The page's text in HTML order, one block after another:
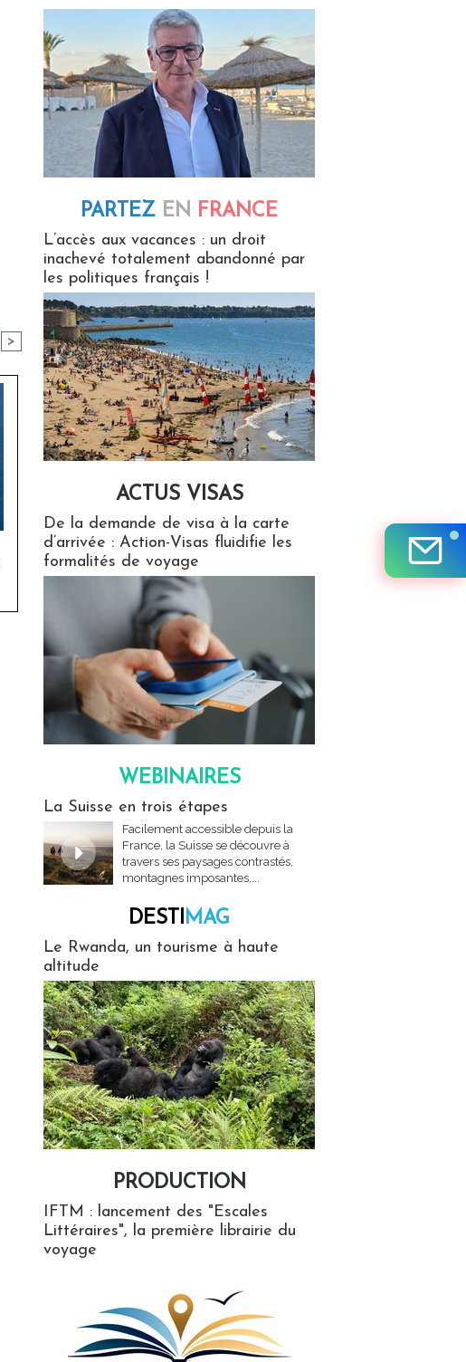
>
PARTEZ EN FRANCE
L’accès aux vacances : un droit
inachevé totalement abandonné par
les politiques français !
ACTUS VISAS
De la demande de visa à la carte
d’arrivée : Action-Visas fluidifie les
formalités de voyage
WEBINAIRES
La Suisse en trois étapes
Facilement accessible depuis la
France, la Suisse se découvre à
travers ses paysages contrastés,
montagnes imposantes,...
DESTIMAG
Le Rwanda, un tourisme à haute
altitude
PRODUCTION
IFTM : lancement des "Escales
Littéraires", la première librairie du
voyage